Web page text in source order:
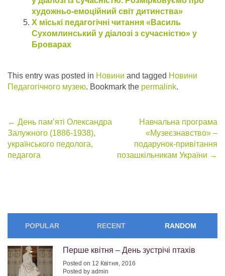
художньо-емоційний світ дитинства»
Х міські педагогічні читання «Василь
Сухомлинський у діалозі з сучасністю» у
Броварах
This entry was posted in Новини and tagged Новини
Педагогічного музею. Bookmark the permalink.
Post
navigation
← День пам’яті Олександра
Залужного (1886-1938),
українського педолога,
педагога
Навчальна програма
«Музеєзнавство» –
подарунок-привітання
позашкільникам України →
POPULAR RECENT RANDOM
Перше квітня – День зустрічі птахів
Posted on 12 Квітня, 2016
Posted by admin